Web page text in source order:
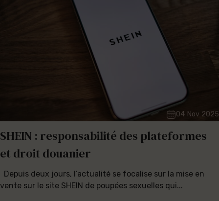
04 Nov 2025
SHEIN : responsabilité des plateformes
et droit douanier
Depuis deux jours, l’actualité se focalise sur la mise en
vente sur le site SHEIN de poupées sexuelles qui...